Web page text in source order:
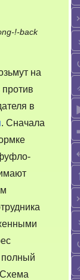
!-back
на
против
в
. Сначала
полный